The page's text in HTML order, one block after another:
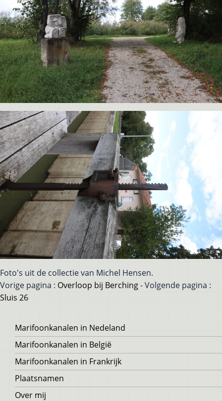
Foto's uit de collectie van Michel Hensen.
Vorige pagina : Overloop bij Berching- Volgende pagina :
Sluis 26
Voet
Marifoonkanalen in Nedeland
Marifoonkanalen in België
Marifoonkanalen in Frankrijk
Plaatsnamen
Over mij